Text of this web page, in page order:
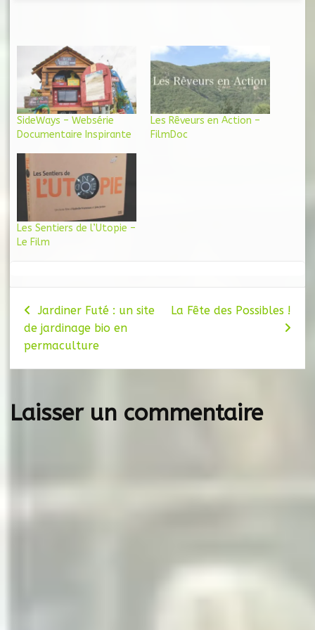
SideWays – Websérie
Documentaire Inspirante
Les Rêveurs en Action –
FilmDoc
Les Sentiers de l’Utopie –
Le Film
Navigation
de
l’article
Jardiner Futé : un site
de jardinage bio en
permaculture
La Fête des Possibles !
Laisser un commentaire